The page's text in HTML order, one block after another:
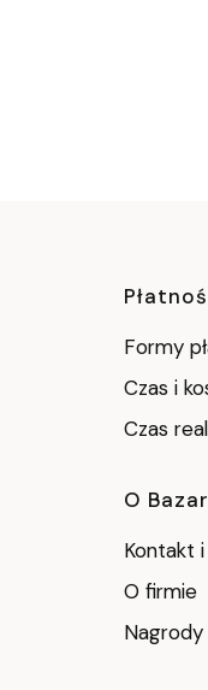
strony z produktami
Formy
Czas i
Czas
O
Kontakt
O firmie
Nagrody